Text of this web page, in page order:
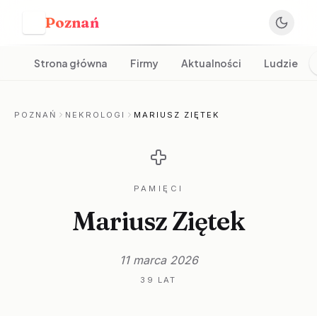
Poznań
Strona główna Firmy Aktualności Ludzie
POZNAŃ NEKROLOGI MARIUSZ ZIĘTEK
PAMIĘCI
Mariusz Ziętek
11 marca 2026
39 LAT